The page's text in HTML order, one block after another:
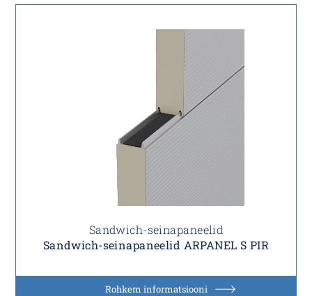
Sandwich-seinapaneelid
Sandwich-seinapaneelid ARPANEL S PIR
Rohkem informatsiooni